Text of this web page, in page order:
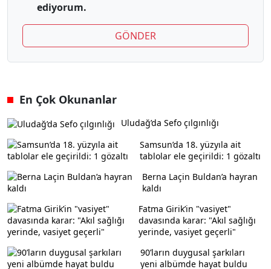
ediyorum.
GÖNDER
En Çok Okunanlar
Uludağ’da Sefo çılgınlığı
Samsun’da 18. yüzyıla ait
tablolar ele geçirildi: 1 gözaltı
Berna Laçin Buldan’a hayran
kaldı
Fatma Girik’in "vasiyet"
davasında karar: "Akıl sağlığı
yerinde, vasiyet geçerli"
90’ların duygusal şarkıları
yeni albümde hayat buldu